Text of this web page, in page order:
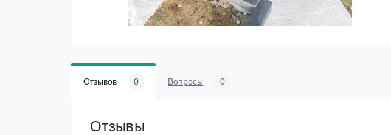
Отзывов 0 Вопросы 0
Отзывы